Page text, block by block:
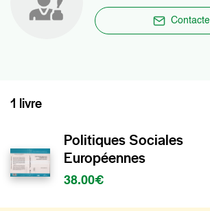
1 livre
Politiques Sociales
Européennes
38.00€